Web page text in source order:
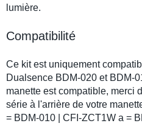
lumière.
Compatibilité
Ce kit est uniquement
Dualsence BDM-020 et BDM-
manette est compatible, merci
série à l'arrière de votre
= BDM-010 | CFI-ZCT1W a =